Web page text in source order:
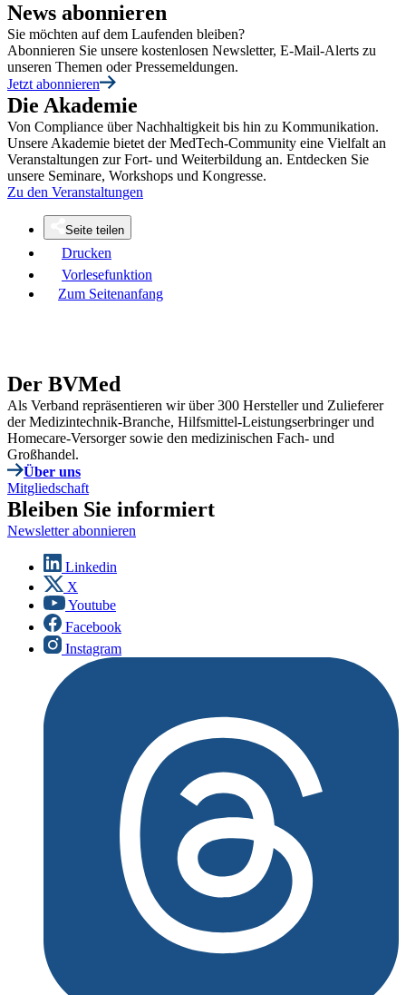
News abonnieren
Sie möchten auf dem Laufenden bleiben?
Abonnieren Sie unsere kostenlosen Newsletter, E-Mail-Alerts zu
unseren Themen oder Pressemeldungen.
Jetzt abonnieren
Die Akademie
Von Compliance über Nachhaltigkeit bis hin zu Kommunikation.
Unsere Akademie bietet der MedTech-Community eine Vielfalt an
Veranstaltungen zur Fort- und Weiterbildung an. Entdecken Sie
unsere Seminare, Workshops und Kongresse.
Zu den Veranstaltungen
Seite teilen
Drucken
Vorlesefunktion
Zum Seitenanfang
Der BVMed
Als Verband repräsentieren wir über 300 Hersteller und Zulieferer
der Medizintechnik-Branche, Hilfsmittel-Leistungserbringer und
Homecare-Versorger sowie den medizinischen Fach- und
Großhandel.
Über uns
Mitgliedschaft
Bleiben Sie informiert
Newsletter abonnieren
Linkedin
X
Youtube
Facebook
Instagram